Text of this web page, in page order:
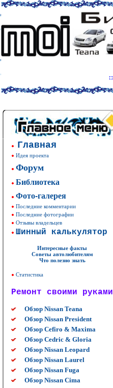
Главная
Идея проекта
Форум
Библиотека
Фото-галерея
Последние комментарии
Последние фотографии
Отзывы владельцев
Шинный калькулятор
Интересные факты
Советы автолюбителям
Что полезно знать
Статистика
Ремонт своими руками
Обзор Nissan Teana
Обзор Nissan President
Обзор Cefiro & Maxima
Обзор Cedric & Gloria
Обзор Nissan Leopard
Обзор Nissan Laurel
Обзор Nissan Fuga
Обзор Nissan Cima